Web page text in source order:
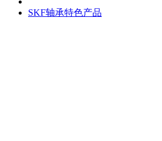
SKF轴承特色产品